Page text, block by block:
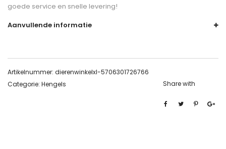
goede service en snelle levering!
Aanvullende informatie
Artikelnummer: dierenwinkelxl-5706301726766
Categorie: Hengels Share with